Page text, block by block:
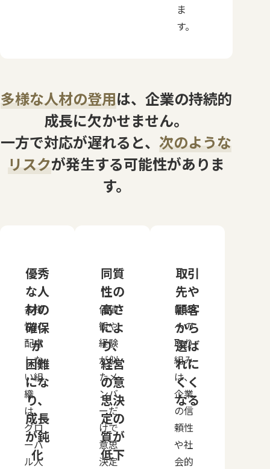
ま
す。
多様な人材の登用は、 企業の持続的
成長に欠かせません。
一方で対応が遅れると、次のような
リスクが発生する可能性がありま
す。
優秀
な人
材の
確保
が
困難
にな
り、
成長
が鈍
化
多様
性に
配慮
しな
い組
織
は、
グロ
ーバ
ル人
同質
性の
高さ
によ
り、
経営
の意
思決
定の
質が
低下
価値
観や
経験
が似
たメ
ンバ
ーだ
けで
意思
決定
取引
先や
顧客
から
選ば
れに
くく
なる
DE&I
への
取り
組み
は、
企業
の信
頼性
や社
会的